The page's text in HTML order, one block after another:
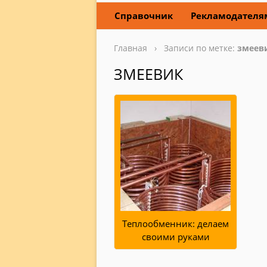
Справочник
Главная › Записи по метке:
ЗМЕЕВИК
Теплообменник: делаем
своими руками